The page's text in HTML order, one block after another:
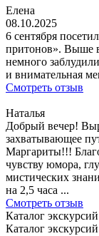
Елена
08.10.2025
6 сентября
притонов». Выше
немного
и внимательная
Смотреть отзыв
Наталья
Добрый вечер!
захватывающее
Маргариты!!!
чувству юмора,
мистических
на 2,5 часа ...
Смотреть отзыв
Каталог экскурсий
Каталог экскурсий